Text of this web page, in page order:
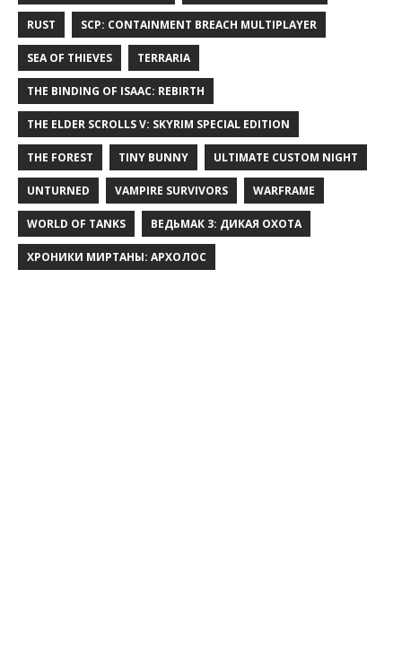
RUST SCP: CONTAINMENT BREACH MULTIPLAYER
SEA OF THIEVES TERRARIA
THE BINDING OF ISAAC: REBIRTH
THE ELDER SCROLLS V: SKYRIM SPECIAL EDITION
THE FOREST TINY BUNNY ULTIMATE CUSTOM NIGHT
UNTURNED VAMPIRE SURVIVORS WARFRAME
WORLD OF TANKS ВЕДЬМАК 3: ДИКАЯ ОХОТА
ХРОНИКИ МИРТАНЫ: АРХОЛОС